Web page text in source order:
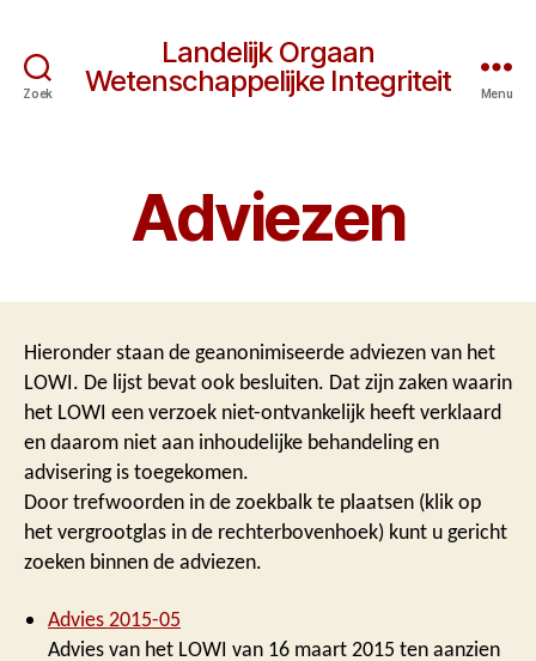
Zoek
Landelijk Orgaan
Wetenschappelijke Integriteit
Menu
Adviezen
Hieronder staan de geanonimiseerde adviezen van het
LOWI. De lijst bevat ook besluiten. Dat zijn zaken waarin
het LOWI een verzoek niet-ontvankelijk heeft verklaard
en daarom niet aan inhoudelijke behandeling en
advisering is toegekomen.
Door trefwoorden in de zoekbalk te plaatsen (klik op
het vergrootglas in de rechterbovenhoek) kunt u gericht
zoeken binnen de adviezen.
Advies 2015-05
Advies van het LOWI van 16 maart 2015 ten aanzien